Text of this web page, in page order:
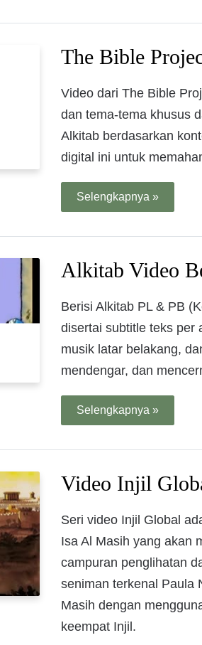
The Bible
Video dari The Bible
dan tema-tema khusus
Alkitab berdasarkan
digital ini untuk
Selengkapnya »
Alkitab Video
Berisi Alkitab PL & PB
disertai subtitle teks per
musik latar belakang,
mendengar, dan
Selengkapnya »
Video Injil
Seri video Injil Global
Isa Al Masih yang akan
campuran penglihatan
seniman terkenal Paula
Masih dengan
keempat Injil.